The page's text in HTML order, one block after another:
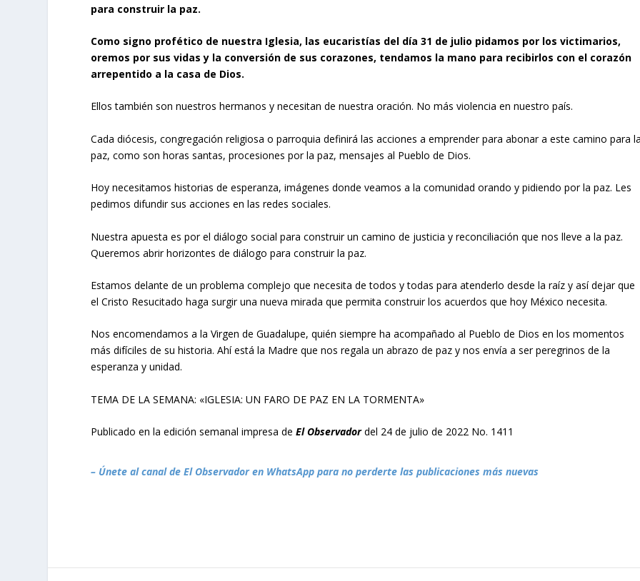
para construir la paz.
Como signo profético de nuestra Iglesia, las eucaristías del día 31 de julio pidamos por los victimarios,
oremos por sus vidas y la conversión de sus corazones, tendamos la mano para recibirlos con el corazón
arrepentido a la casa de Dios.
Ellos también son nuestros hermanos y necesitan de nuestra oración. No más violencia en nuestro país.
Cada diócesis, congregación religiosa o parroquia definirá las acciones a emprender para abonar a este camino para
paz, como son horas santas, procesiones por la paz, mensajes al Pueblo de Dios.
Hoy necesitamos historias de esperanza, imágenes donde veamos a la comunidad orando y pidiendo por la paz. Les
pedimos difundir sus acciones en las redes sociales.
Nuestra apuesta es por el diálogo social para construir un camino de justicia y reconciliación que nos lleve a la paz.
Queremos abrir horizontes de diálogo para construir la paz.
Estamos delante de un problema complejo que necesita de todos y todas para atenderlo desde la raíz y así dejar que
el Cristo Resucitado haga surgir una nueva mirada que permita construir los acuerdos que hoy México necesita.
Nos encomendamos a la Virgen de Guadalupe, quién siempre ha acompañado al Pueblo de Dios en los momentos
más difíciles de su historia. Ahí está la Madre que nos regala un abrazo de paz y nos envía a ser peregrinos de la
esperanza y unidad.
TEMA DE LA SEMANA: «IGLESIA: UN FARO DE PAZ EN LA TORMENTA»
Publicado en la edición semanal impresa deEl Observadordel 24 de julio de 2022 No. 1411
– Únete al canal de El Observador en WhatsApp para no perderte las publicaciones más nuevas